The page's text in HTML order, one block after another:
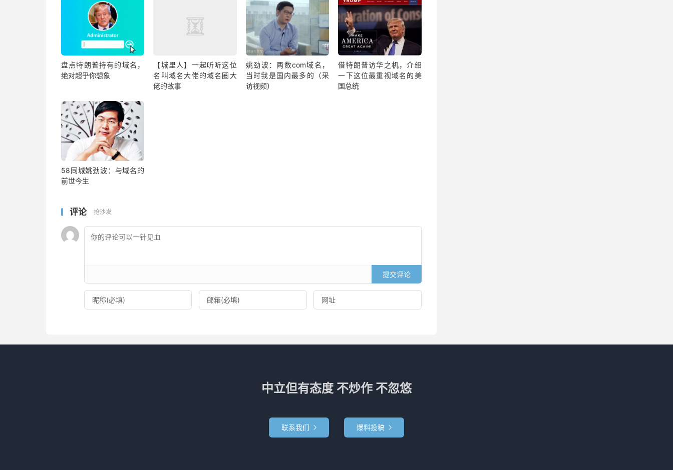
盘点特朗普持有的域名，
绝对超乎你想象
【城里人】一起听听这位
名叫域名大佬的域名圈大
佬的故事
姚劲波：两数com域名，
当时我是国内最多的（采
访视频）
借特朗普访华之机，介绍
一下这位最重视域名的美
国总统
58同城姚劲波：与域名的
前世今生
评论 抢沙发
提交评论
中立但有态度 不炒作 不忽悠
联系我们  爆料投稿 